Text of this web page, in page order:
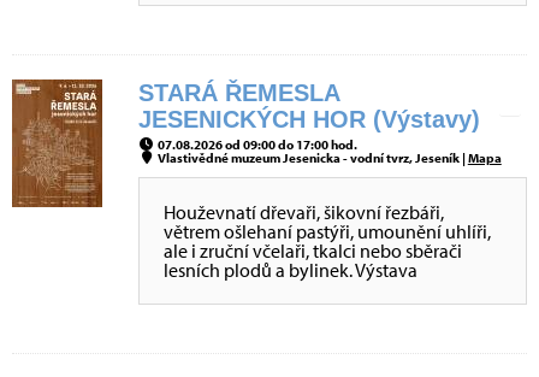
STARÁ ŘEMESLA
JESENICKÝCH HOR (Výstavy)
07.08.2026 od 09:00 do 17:00 hod.
Vlastivědné muzeum Jesenicka - vodní tvrz, Jeseník |Mapa
Houževnatí dřevaři, šikovní řezbáři,
větrem ošlehaní pastýři, umounění uhlíři,
ale i zruční včelaři, tkalci nebo sběrači
lesních plodů a bylinek. Výstava